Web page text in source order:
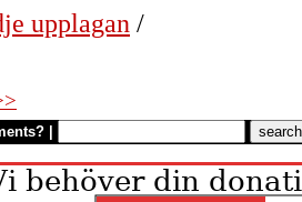
upplagan /